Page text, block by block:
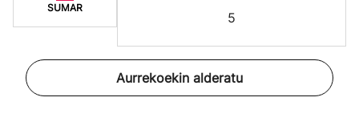
SUMAR
5
Aurrekoekin alderatu